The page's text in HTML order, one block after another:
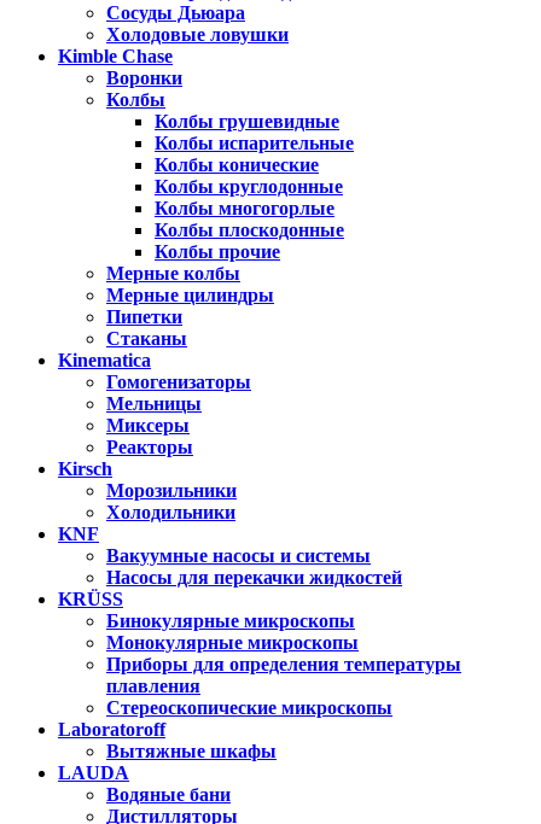
Сосуды Дьюара
Холодовые ловушки
Kimble Chase
Воронки
Колбы
Колбы грушевидные
Колбы испарительные
Колбы конические
Колбы круглодонные
Колбы многогорлые
Колбы плоскодонные
Колбы прочие
Мерные колбы
Мерные цилиндры
Пипетки
Стаканы
Kinematica
Гомогенизаторы
Мельницы
Миксеры
Реакторы
Kirsch
Морозильники
Холодильники
KNF
Вакуумные насосы и системы
Насосы для перекачки жидкостей
KRÜSS
Бинокулярные микроскопы
Монокулярные микроскопы
Приборы для определения температуры
плавления
Стереоскопические микроскопы
Laboratoroff
Вытяжные шкафы
LAUDA
Водяные бани
Дистилляторы